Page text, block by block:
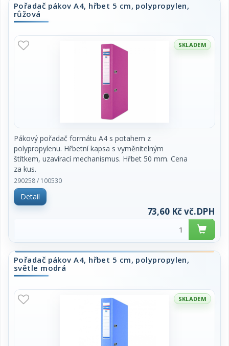
Pořadač pákov A4, hřbet 5 cm, polypropylen,
růžová
SKLADEM
Pákový pořadač formátu A4 s potahem z
polypropylenu. Hřbetní kapsa s vyměnitelným
štítkem, uzavírací mechanismus. Hřbet 50 mm. Cena
za kus.
290258 / 100530
Detail
73,60 Kč vč.DPH
Pořadač pákov A4, hřbet 5 cm, polypropylen,
světle modrá
SKLADEM